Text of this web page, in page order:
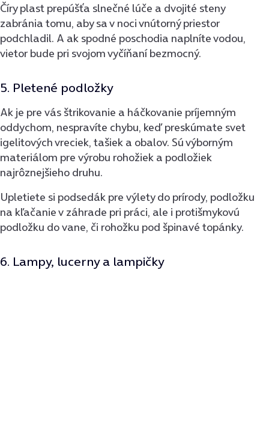
Číry plast prepúšťa slnečné lúče a dvojité steny
zabránia tomu, aby sa v noci vnútorný priestor
podchladil. A ak spodné poschodia naplníte vodou,
vietor bude pri svojom vyčíňaní bezmocný.
5. Pletené podložky
Ak je pre vás štrikovanie a háčkovanie príjemným
oddychom, nespravíte chybu, keď preskúmate svet
igelitových vreciek, tašiek a obalov. Sú výborným
materiálom pre výrobu rohožiek a podložiek
najrôznejšieho druhu.
Upletiete si podsedák pre výlety do prírody, podložku
na kľačanie v záhrade pri práci, ale i protišmykovú
podložku do vane, či rohožku pod špinavé topánky.
6. Lampy, lucerny a lampičky